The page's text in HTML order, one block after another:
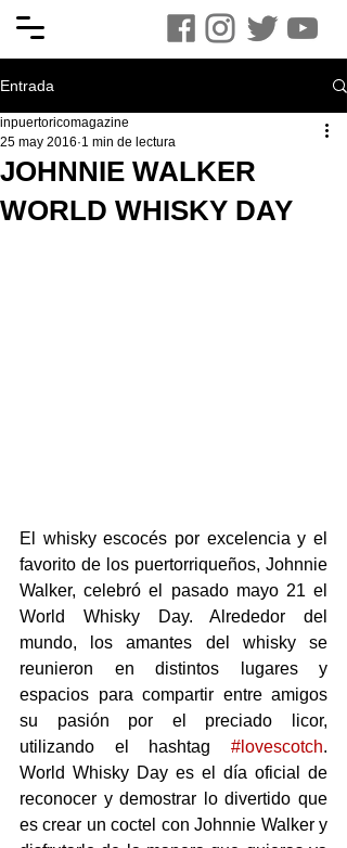
Entrada
JOHNNIE WALKER
WORLD WHISKY DAY
inpuertoricomagazine
25 may 2016 1 min de lectura
El whisky escocés por excelencia y el
favorito de los puertorriqueños, Johnnie
Walker, celebró el pasado mayo 21 el
World Whisky Day. Alrededor del
mundo, los amantes del whisky se
reunieron en distintos lugares y
espacios para compartir entre amigos
su pasión por el preciado licor,
utilizando el hashtag #lovescotch.
World Whisky Day es el día oficial de
reconocer y demostrar lo divertido que
es crear un coctel con Johnnie Walker y